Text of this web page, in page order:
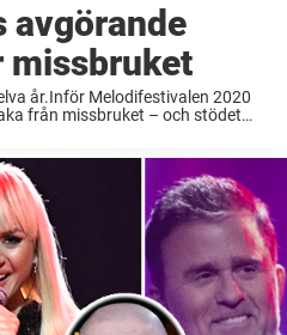
avgörande
missbruket
år.Inför Melodifestivalen 2020
från missbruket – och stödet